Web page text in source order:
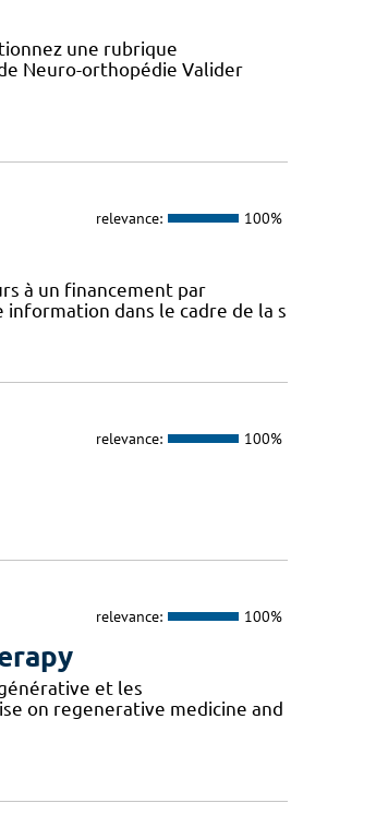
une rubrique
Neuro-orthopédie Valider
relevance: 100%
à un financement par
dans le cadre de la s
relevance: 100%
relevance: 100%
et les
on regenerative medicine and